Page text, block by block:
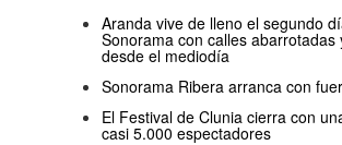
Aranda vive de lleno el segundo
Sonorama con calles abarrotadas
desde el mediodía
Sonorama Ribera arranca con
El Festival de Clunia cierra con
casi 5.000 espectadores